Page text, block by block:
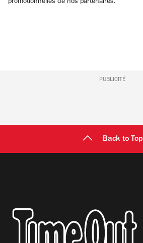
promotionnelles de nos partenaires.
PUBLICITÉ
Back to Top